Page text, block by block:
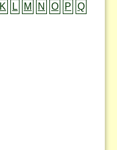
K L M N O P
Q